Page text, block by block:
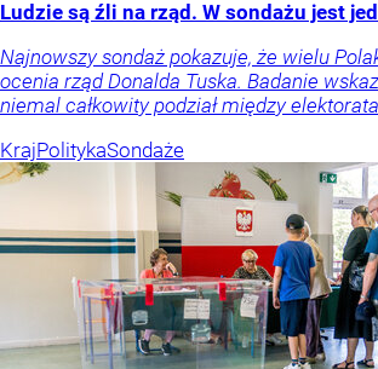
Ludzie są źli na rząd. W sondażu jest
Najnowszy sondaż pokazuje, że wielu
ocenia rząd Donalda Tuska. Badanie
niemal całkowity podział między
KrajPolitykaSondaże